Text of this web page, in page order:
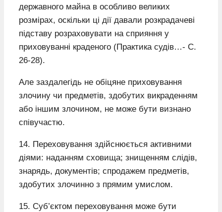
державного майна в особливо великих
розмірах, оскільки ці дії давали розкрадачеві
підставу розраховувати на сприяння у
приховуванні краденого (Практика судів…- С.
26-28).
Але заздалегідь не обіцяне приховування
злочину чи предметів, здобутих викраденням
або іншим злочином, не може бути визнано
співучастю.
14. Переховування здійснюється активними
діями: наданням сховища; знищенням слідів,
знарядь, документів; спродажем предметів,
здобутих злочинно з прямим умислом.
15. Суб’єктом переховування може бути